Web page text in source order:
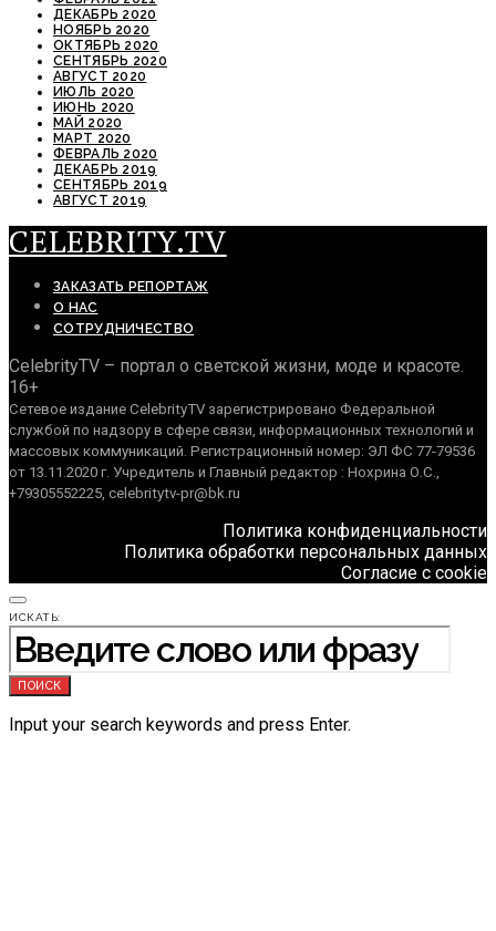
ДЕКАБРЬ 2020
НОЯБРЬ 2020
ОКТЯБРЬ 2020
СЕНТЯБРЬ 2020
АВГУСТ 2020
ИЮЛЬ 2020
ИЮНЬ 2020
МАЙ 2020
МАРТ 2020
ФЕВРАЛЬ 2020
ДЕКАБРЬ 2019
СЕНТЯБРЬ 2019
АВГУСТ 2019
CELEBRITY.TV
ЗАКАЗАТЬ РЕПОРТАЖ
О НАС
СОТРУДНИЧЕСТВО
CelebrityTV – портал о светской жизни, моде и красоте.
16+
Сетевое издание CelebrityTV зарегистрировано Федеральной
службой по надзору в сфере связи, информационных технологий и
массовых коммуникаций. Регистрационный номер: ЭЛ ФС 77-79536
от 13.11.2020 г. Учредитель и Главный редактор : Нохрина О.С.,
+79305552225, celebritytv-pr@bk.ru
Политика конфиденциальности
Политика обработки персональных данных
Согласие с cookie
ИСКАТЬ:
ПОИСК
Input your search keywords and press Enter.